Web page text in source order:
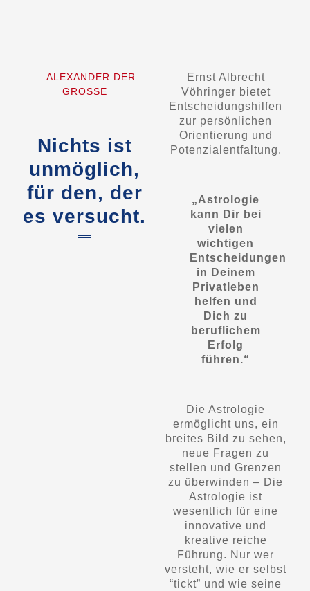
— ALEXANDER DER
GROSSE
Nichts ist
unmöglich,
für den, der
es versucht.
Ernst Albrecht
Vöhringer bietet
Entscheidungshilfen
zur persönlichen
Orientierung und
Potenzialentfaltung.
„Astrologie
kann Dir bei
vielen
wichtigen
Entscheidungen
in Deinem
Privatleben
helfen und
Dich zu
beruflichem
Erfolg
führen.“
Die Astrologie
ermöglicht uns, ein
breites Bild zu sehen,
neue Fragen zu
stellen und Grenzen
zu überwinden – Die
Astrologie ist
wesentlich für eine
innovative und
kreative reiche
Führung. Nur wer
versteht, wie er selbst
“tickt” und wie seine